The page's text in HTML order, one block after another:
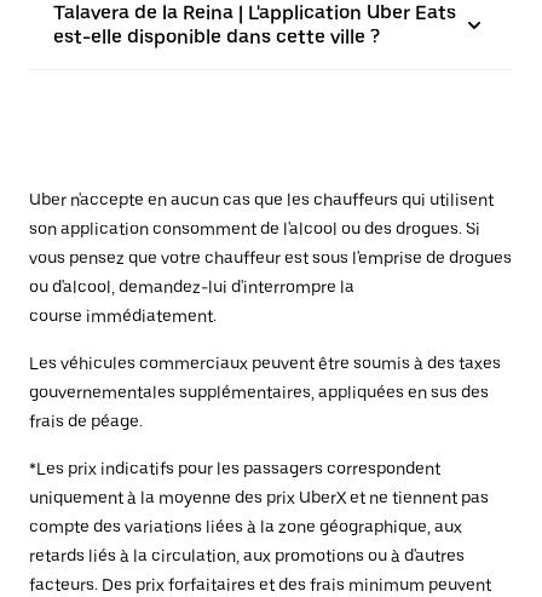
Talavera de la Reina | L'application Uber Eats
est-elle disponible dans cette ville ?
Uber n'accepte en aucun cas que les chauffeurs qui utilisent
son application consomment de l'alcool ou des drogues. Si
vous pensez que votre chauffeur est sous l'emprise de drogues
ou d'alcool, demandez-lui d'interrompre la
course immédiatement.
Les véhicules commerciaux peuvent être soumis à des taxes
gouvernementales supplémentaires, appliquées en sus des
frais de péage.
*Les prix indicatifs pour les passagers correspondent
uniquement à la moyenne des prix UberX et ne tiennent pas
compte des variations liées à la zone géographique, aux
retards liés à la circulation, aux promotions ou à d'autres
facteurs. Des prix forfaitaires et des frais minimum peuvent